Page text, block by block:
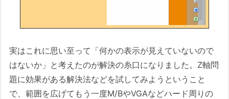
実はこれに思い至って「何かの表示が見えていないので
はないか」と考えたのが解決の糸口になりました。Z軸問
題に効果がある解決法などを試してみようということ
で、範囲を広げてもう一度M/BやVGAなどハード周りの